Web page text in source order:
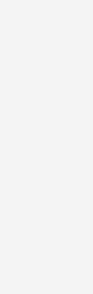
Hosen und
bildet er sich
) Urteil. Und das,
Gelegenheit hatte, sich
Das äußere
beim ersten Eindruck
einem entscheidenden
professionell nach außen
die Corporate Identity
widerspiegeln – in
deutlicher Trend
ist und jede
das einheitliche und
die Werbewirkung
einen hohen
unterstützt eine